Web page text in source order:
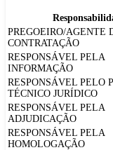
PREGOEIRO/AGENTE
CONTRATAÇÃO
RESPONSÁVEL PELA
INFORMAÇÃO
RESPONSÁVEL PELO
TÉCNICO JURÍDICO
RESPONSÁVEL PELA
ADJUDICAÇÃO
RESPONSÁVEL PELA
HOMOLOGAÇÃO